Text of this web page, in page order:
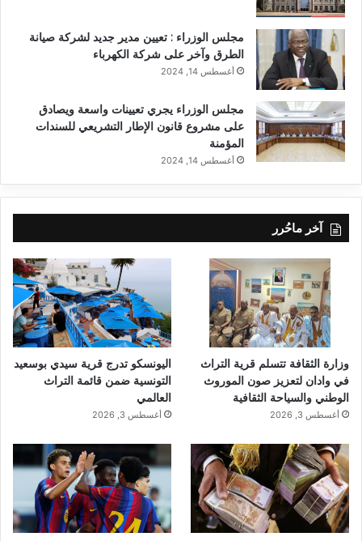
مجلس الوزراء : تعيين مدير جديد لشركة صيانة
الطرق وآخر على شركة الكهرباء
أغسطس 14, 2024
مجلس الوزراء يجري تعيينات واسعة ويصادق
على مشروع قانون الإطار التشريعي للسندات
المؤمنة
أغسطس 14, 2024
آخر ماحُرر
وزارة الثقافة تتسلم قرية التراث
في وادان لتعزيز صون الموروث
الوطني والسياحة الثقافية
أغسطس 3, 2026
اليونسكو تدرج قرية سيدي بوسعيد
التونسية ضمن قائمة التراث
العالمي
أغسطس 3, 2026